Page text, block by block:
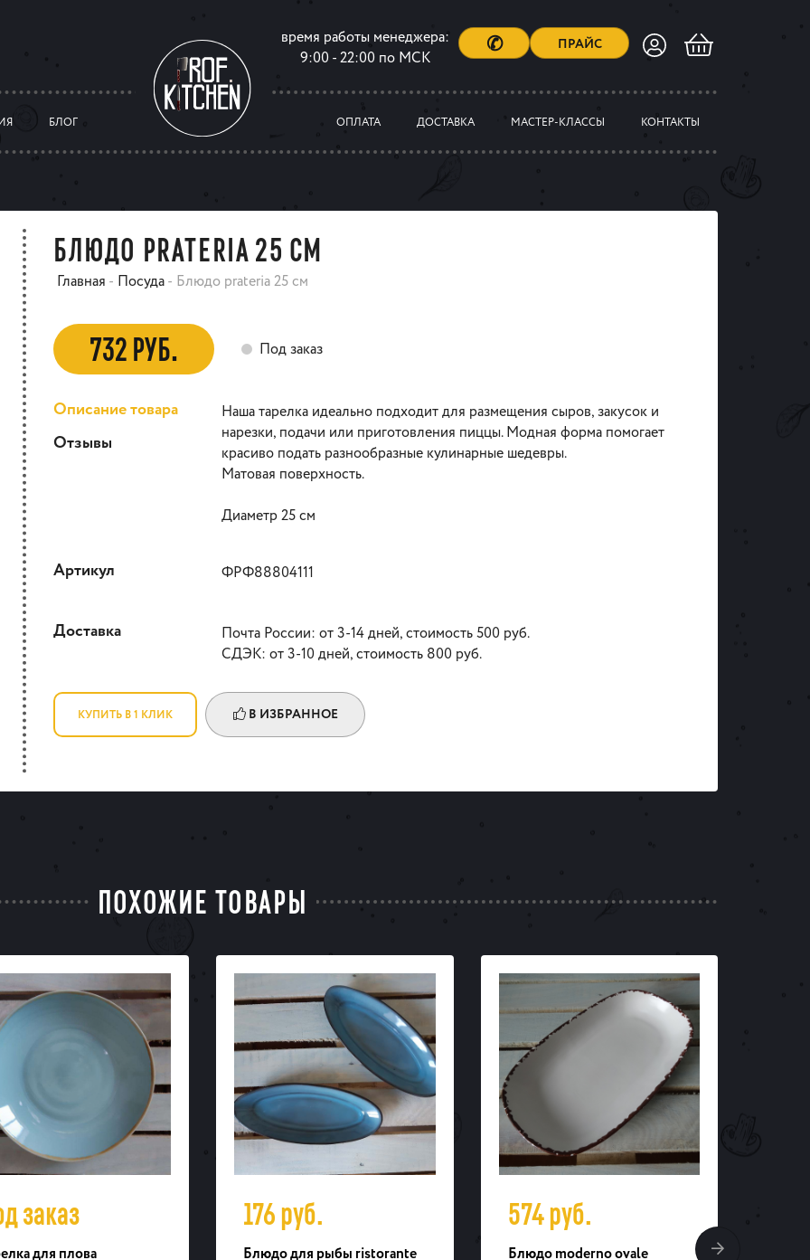
время работы менеджера:
9:00 - 22:00 по МСК
✆ ПРАЙС
БЛОГ ОПЛАТА ДОСТАВКА МАСТЕР-КЛАССЫ КОНТАКТЫ
БЛЮДО PRATERIA 25 СМ
Главная - Посуда- Блюдо prateria 25 см
732 РУБ. Под заказ
Описание товара
Отзывы
Наша тарелка идеально подходит для размещения сыров, закусок и
нарезки, подачи или приготовления пиццы. Модная форма помогает
красиво подать разнообразные кулинарные шедевры.
Матовая поверхность.
Диаметр 25 см
Артикул ФРФ88804111
Доставка
Почта России: от 3-14 дней, стоимость 500 руб.
СДЭК: от 3-10 дней, стоимость 800 руб.
КУПИТЬ В 1 КЛИК В ИЗБРАННОЕ
ПОХОЖИЕ ТОВАРЫ
заказ
для плова
176руб.
Блюдо для рыбы ristorante
574руб.
Блюдо moderno ovale